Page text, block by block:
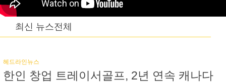
최신 뉴스전체
헤드라인뉴스
한인 창업 트레이서골프, 2년 연속 캐나다